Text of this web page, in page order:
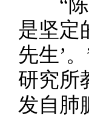
“陈
是坚定
先生’
研究所
发自肺